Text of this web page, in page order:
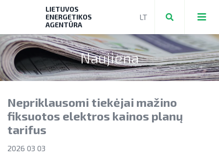
Teikti ir valdyti paraiškas bei mokėjimo
Mokėjimo prašymų formos, dokumentai
► PRIVAČIŲ ELEKTROMOBILIŲ ĮKROVIMO
Aktuali AEI statistika
LIETUVOS
ENERGETIKOS
AGENTŪRA
Naujiena
Nepriklausomi tiekėjai mažino
fiksuotos elektros kainos planų
tarifus
2026 03 03